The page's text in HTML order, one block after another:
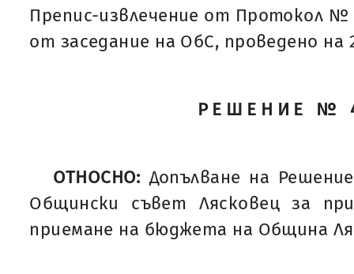
Препис-извлечение от Протокол №
от заседание на ОбС, проведено на
РЕШЕНИЕ №
ОТНОСНО:Допълване на
Общински съвет Лясковец за
приемане на бюджета на Община